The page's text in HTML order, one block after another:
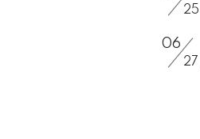
25
06
27